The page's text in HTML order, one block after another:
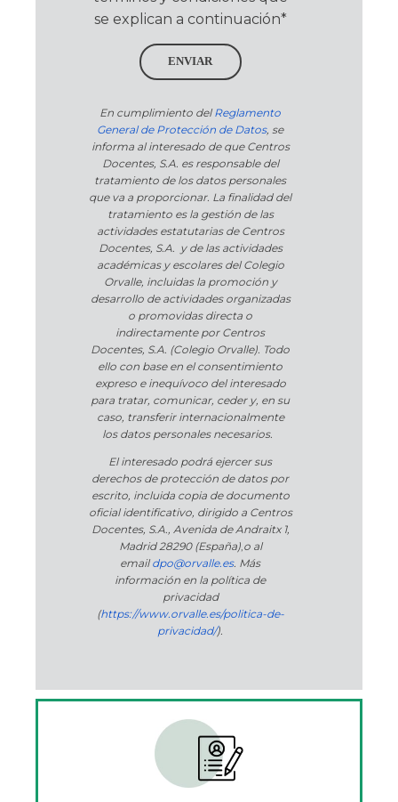
se explican a continuación*
ENVIAR
En cumplimiento delReglamento
General de Protección de Datos, se
informa al interesado de que Centros
Docentes, S.A. es responsable del
tratamiento de los datos personales
que va a proporcionar. La finalidad del
tratamiento es la gestión de las
actividades estatutarias de Centros
Docentes, S.A. y de las actividades
académicas y escolares del Colegio
Orvalle, incluidas la promoción y
desarrollo de actividades organizadas
o promovidas directa o
indirectamente por Centros
Docentes, S.A. (Colegio Orvalle). Todo
ello con base en el consentimiento
expreso e inequívoco del interesado
para tratar, comunicar, ceder y, en su
caso, transferir internacionalmente
los datos personales necesarios.
El interesado podrá ejercer sus
derechos de protección de datos por
escrito, incluida copia de documento
oficial identificativo, dirigido a Centros
Docentes, S.A., Avenida de Andraitx 1,
Madrid 28290 (España), o al
emaildpo@orvalle.es. Más
información en la política de
privacidad
(https://www.orvalle.es/politica-de-
privacidad/).